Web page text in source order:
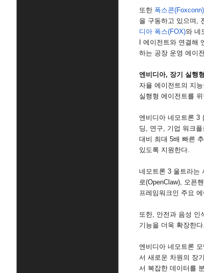
또한 폭스콘(Foxconn)
을 구동하고 있으며 ,
디아 폭스(FOX)와 네
에이전트와 연결해
하는 공장 운영 에이
엔비디아, 장기 실행
자율 에이전트의 지
실행형 에이전트를
엔비디아 네모트론 3
딩 , 연구, 기업 워크
대비 최대 5배 빠른
있도록 지원한다.
네모트론 3 울트라는
로(OpenClaw), 오픈
프레임워크인 주요
또한, 안전과 음성 인
기능을 더욱 확장한다.
엔비디아 네모트론
서 새로운 차원의 장
서 복잡한 데이터를